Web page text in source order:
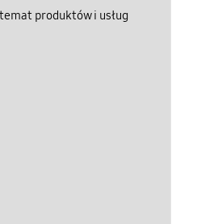
produktów i usług